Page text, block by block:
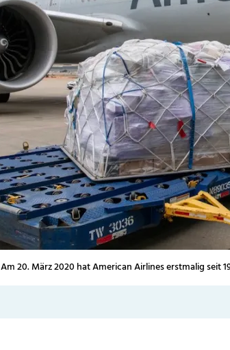
Am 20. März 2020 hat American Airlines erstmalig